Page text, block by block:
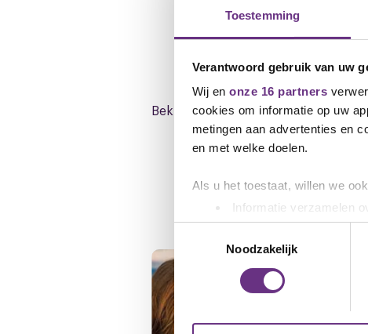
Toestemming
Verantwoord gebruik van uw
Wij en onze 16 partners
cookies om informatie op uw
metingen aan advertenties en
en met welke doelen.
Als u het toestaat, willen we
Informatie verzamelen
Uw apparaat
Lees meer over hoe uw
toestemming op elk moment
websiteverkeer te analyseren.
Noodzakelijk
Remy Biemans
Bestuurder CNV
M: 06 28 33 42 84
E: r.biesmans@cnv.nl
Bekijk hier de cao-pagina van Philips
Gerelateerd